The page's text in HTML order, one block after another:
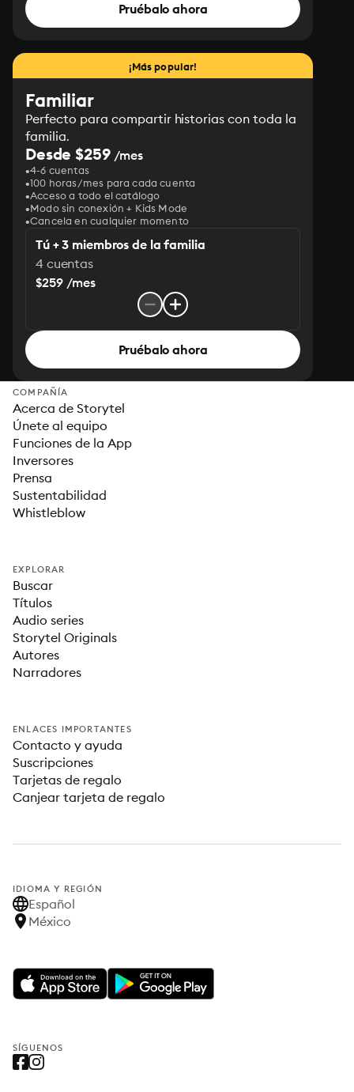
Pruébalo ahora
¡Más popular!
Familiar
Perfecto para compartir historias con toda la
familia.
Desde $259/mes
4-6 cuentas
100 horas/mes para cada cuenta
Acceso a todo el catálogo
Modo sin conexión + Kids Mode
Cancela en cualquier momento
Tú + 3 miembros de la familia
4 cuentas
$259 /mes
Pruébalo ahora
COMPAÑÍA
Acerca de Storytel
Únete al equipo
Funciones de la App
Inversores
Prensa
Sustentabilidad
Whistleblow
EXPLORAR
Buscar
Títulos
Audio series
Storytel Originals
Autores
Narradores
ENLACES IMPORTANTES
Contacto y ayuda
Suscripciones
Tarjetas de regalo
Canjear tarjeta de regalo
IDIOMA Y REGIÓN
Español
México
SÍGUENOS